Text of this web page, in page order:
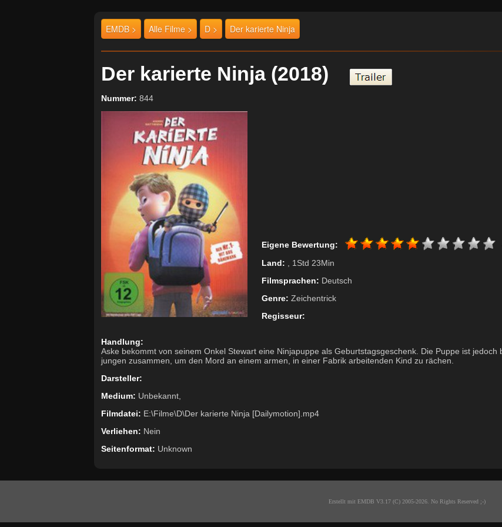
EMDB > Alle Filme > D > Der karierte Ninja
Der karierte Ninja (2018)
Nummer: 844
Eigene Bewertung:
Land: , 1Std 23Min
Filmsprachen: Deutsch
Genre: Zeichentrick
Regisseur:
Handlung:
Aske bekommt von seinem Onkel Stewart eine Ninjapuppe als Geburtstagsgeschenk. Die Puppe ist
jungen zusammen, um den Mord an einem armen, in einer Fabrik arbeitenden Kind zu rächen.
Darsteller:
Medium: Unbekannt,
Filmdatei: E:\Filme\D\Der karierte Ninja [Dailymotion].mp4
Verliehen: Nein
Seitenformat: Unknown
Erstellt mit EMDB V3.17 (C) 2005-2026. No Rights Reserved ;-)